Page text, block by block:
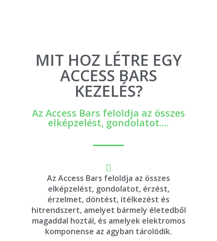
MIT HOZ LÉTRE EGY
ACCESS BARS
KEZELÉS?
Az Access Bars feloldja az összes
elképzelést, gondolatot....
Az Access Bars feloldja az összes
elképzelést, gondolatot, érzést,
érzelmet, döntést, ítélkezést és
hitrendszert, amelyet bármely életedből
magaddal hoztál, és amelyek elektromos
komponense az agyban tárolódik.